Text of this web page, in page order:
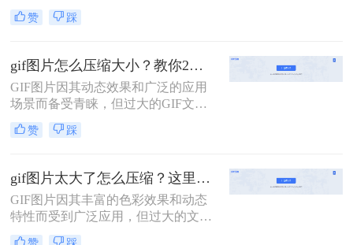
络上的动画和图标。然而，GIF文件
有时会非常大，这不仅会拖慢网页加
那么如何把gif变小一点呢？本文将介
绍三种实用的方法，帮助你把GIF文
件变小，同时尽量保持其画质。
赞 踩
gif图片怎么压缩大小？教你2种简单好用压缩方法！
GIF图片因其动态效果和广泛的应用
场景而备受青睐，但过大的GIF文件
可能会给存储和传输带来不便。因
此，学会如何压缩GIF图片大小变得
呢？本文将介绍两种常用的GIF图片
压缩方法。
赞 踩
gif图片太大了怎么压缩？这里有3个方法教你轻松压缩！
GIF图片因其丰富的色彩效果和动态
特性而受到广泛应用，但过大的文件
大小可能拖慢加载速度，影响用户体